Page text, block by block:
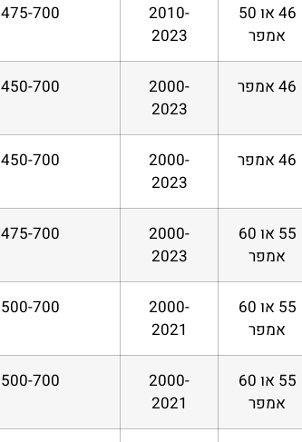
46 או 50
אמפר
2010-
2023
475-700 ₪
46 אמפר
2000-
2023
450-700 ₪
46 אמפר
2000-
2023
450-700 ₪
55 או 60
אמפר
2000-
2023
475-700 ₪
55 או 60
אמפר
2000-
2021
500-700 ₪
55 או 60
אמפר
2000-
2021
500-700 ₪